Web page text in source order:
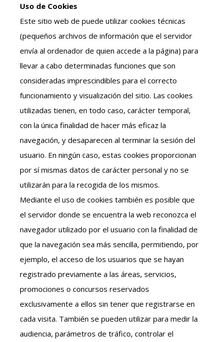
Uso de Cookies
Este sitio web de puede utilizar cookies técnicas
(pequeños archivos de información que el servidor
envía al ordenador de quien accede a la página) para
llevar a cabo determinadas funciones que son
consideradas imprescindibles para el correcto
funcionamiento y visualización del sitio. Las cookies
utilizadas tienen, en todo caso, carácter temporal,
con la única finalidad de hacer más eficaz la
navegación, y desaparecen al terminar la sesión del
usuario. En ningún caso, estas cookies proporcionan
por sí mismas datos de carácter personal y no se
utilizarán para la recogida de los mismos.
Mediante el uso de cookies también es posible que
el servidor donde se encuentra la web reconozca el
navegador utilizado por el usuario con la finalidad de
que la navegación sea más sencilla, permitiendo, por
ejemplo, el acceso de los usuarios que se hayan
registrado previamente a las áreas, servicios,
promociones o concursos reservados
exclusivamente a ellos sin tener que registrarse en
cada visita. También se pueden utilizar para medir la
audiencia, parámetros de tráfico, controlar el